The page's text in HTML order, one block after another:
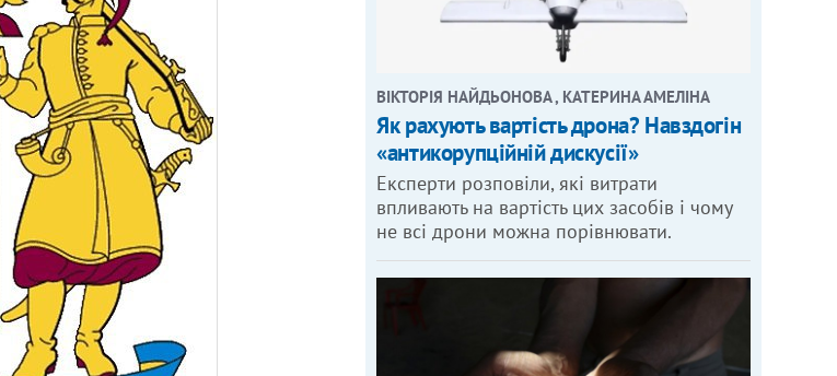
ВІКТОРІЯ НАЙДЬОНОВА , КАТЕРИНА АМЕЛІНА
Як рахують вартість дрона? Навздогін
«антикорупційній дискусії»
Експерти розповіли, які витрати
впливають на вартість цих засобів і чому
не всі дрони можна порівнювати.